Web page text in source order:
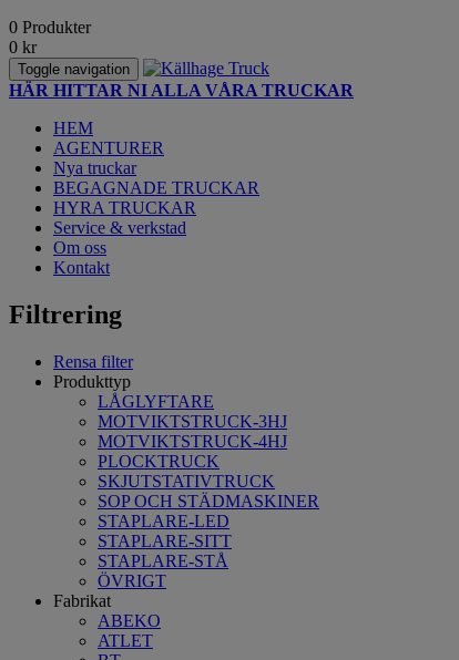
0 Produkter
0 kr
Toggle navigation
HÄR HITTAR NI ALLA VÅRA TRUCKAR
HEM
AGENTURER
Nya truckar
BEGAGNADE TRUCKAR
HYRA TRUCKAR
Service & verkstad
Om oss
Kontakt
Filtrering
Rensa filter
Produkttyp
LÅGLYFTARE
MOTVIKTSTRUCK-3HJ
MOTVIKTSTRUCK-4HJ
PLOCKTRUCK
SKJUTSTATIVTRUCK
SOP OCH STÄDMASKINER
STAPLARE-LED
STAPLARE-SITT
STAPLARE-STÅ
ÖVRIGT
Fabrikat
ABEKO
ATLET